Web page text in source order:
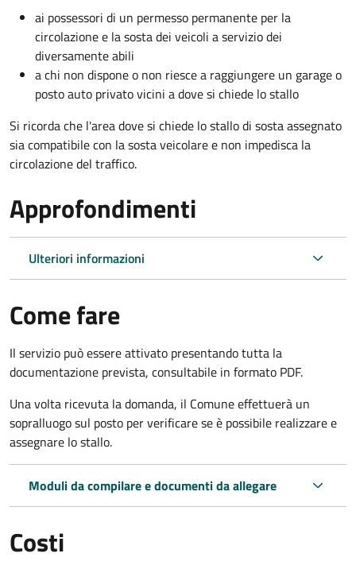
ai possessori di un permesso permanente per la
circolazione e la sosta dei veicoli a servizio dei
diversamente abili
a chi non dispone o non riesce a raggiungere un garage o
posto auto privato vicini a dove si chiede lo stallo
Si ricorda che l'area dove si chiede lo stallo di sosta assegnato
sia compatibile con la sosta veicolare e non impedisca la
circolazione del traffico.
Approfondimenti
Ulteriori informazioni
Come fare
Il servizio può essere attivato presentando tutta la
documentazione prevista, consultabile in formato PDF.
Una volta ricevuta la domanda, il Comune effettuerà un
sopralluogo sul posto per verificare se è possibile realizzare e
assegnare lo stallo.
Moduli da compilare e documenti da allegare
Costi